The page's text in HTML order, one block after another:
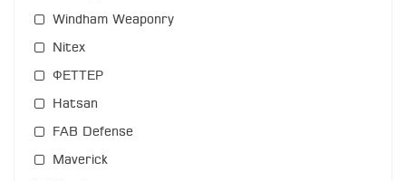
Windham Weaponry
Nitex
ФЕТТЕР
Hatsan
FAB Defense
Maverick